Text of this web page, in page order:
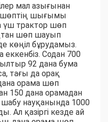
мал азығынан
шөптің шығымы
үш трактор шөп
шөп шауып
көңіл бұрудамыз.
еккенбіз. Содан 700
92 дана бума
тағы да орақ
орама шөп
150 дана орамадан
науқанында 1000
Ал қазіргі кезде ай